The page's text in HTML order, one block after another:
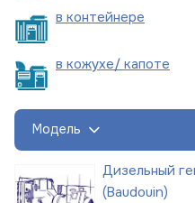
в контейнере
в кожухе/ капоте
Модель
Дизельный
(Baudouin)